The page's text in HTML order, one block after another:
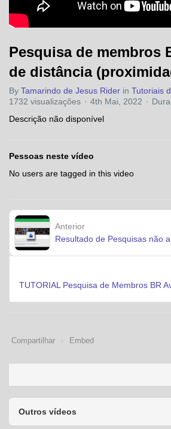
Pesquisa de membros
de distância
By Tamarindo de Jesus Rider in Tutoriais
1732 visualizações
4th Mai, 2022
Descrição não disponível
Pessoas neste vídeo
No users are tagged in this video
Anterior
Compartilhar Embed
Outros vídeos